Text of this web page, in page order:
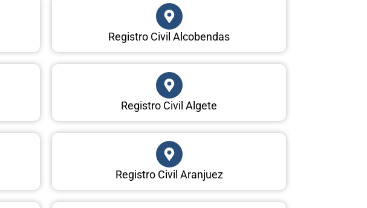
Registro Civil Alcobendas
Registro Civil Algete
Registro Civil Aranjuez